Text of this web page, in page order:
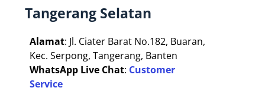
Tangerang Selatan
Alamat: Jl. Ciater Barat No.182, Buaran,
Kec. Serpong, Tangerang, Banten
WhatsApp Live Chat: Customer
Service